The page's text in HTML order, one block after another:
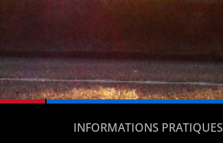
INFORMATIONS PRATIQUES